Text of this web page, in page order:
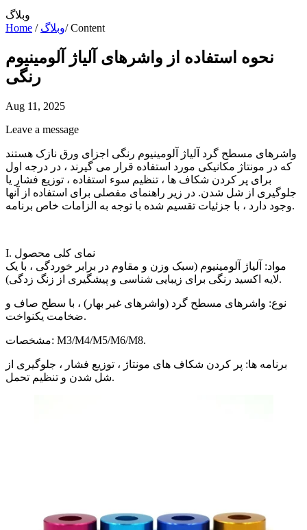
وبلاگ
Home / وبلاگ/Content
نحوه استفاده از واشرهای آلیاژ آلومینیوم
رنگی
Aug 11, 2025
Leave a message
واشرهای مسطح گرد آلیاژ آلومینیوم رنگی اجزای ورق نازک هستند
که در مونتاژ مکانیکی مورد استفاده قرار می گیرند ، در درجه اول
برای پر کردن شکاف ها ، تنظیم سوء استفاده ، توزیع فشار یا
جلوگیری از شل شدن. در زیر راهنمای مفصلی برای استفاده از آنها
وجود دارد ، با جزئیات تقسیم شده با توجه به الزامات خاص برنامه.
I. نمای کلی محصول
مواد: آلیاژ آلومینیوم (سبک وزن و مقاوم در برابر خوردگی ، با یک
لایه اکسید رنگی برای زیبایی شناسی و پیشگیری از زنگ زدگی).
نوع: واشرهای مسطح گرد (واشرهای غیر بهار) ، با سطح صاف و
ضخامت یکنواخت.
مشخصات: M3/M4/M5/M6/M8.
برنامه ها: پر کردن شکاف های مونتاژ ، توزیع فشار ، جلوگیری از
شل شدن و تنظیم تحمل.